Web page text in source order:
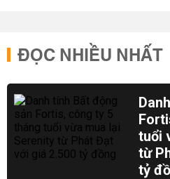
ĐỌC NHIỀU NHẤT
tuổi
từ
tỷ